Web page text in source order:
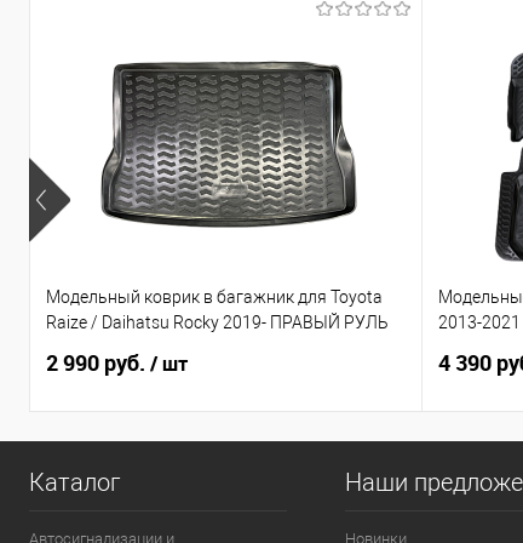
Модельный коврик в багажник для Toyota
Raize / Daihatsu Rocky 2019- ПРАВЫЙ РУЛЬ
2 990 руб. / шт
2013-2021
4 390
Каталог
Автосигнализации и
Наши
Новинки